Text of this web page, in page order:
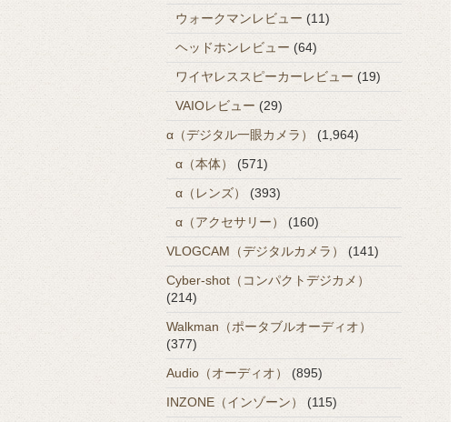
ウォークマンレビュー (11)
ヘッドホンレビュー (64)
ワイヤレススピーカーレビュー (19)
VAIOレビュー (29)
α（デジタル一眼カメラ）
(1,964)
α（本体）
(571)
α（レンズ）
(393)
α（アクセサリー）
(160)
VLOGCAM（デジタルカメラ）
(141)
Cyber-shot（コンパクトデジカメ）
(214)
Walkman（ポータブルオーディオ）
(377)
Audio（オーディオ）
(895)
INZONE（インゾーン）
(115)